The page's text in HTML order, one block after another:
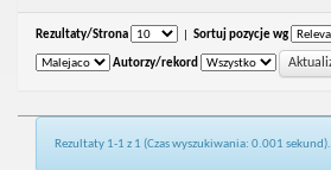
Rezultaty/Strona Sortuj pozycje wg
Autorzy/rekord
Rezultaty 1-1 z 1 (Czas wyszukiwania: 0.001 sekund).